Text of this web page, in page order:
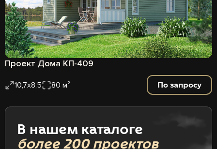
Проект Дома КП-409
10,7х8,5 80 м² По запросу
В нашем каталоге
более 200 проектов